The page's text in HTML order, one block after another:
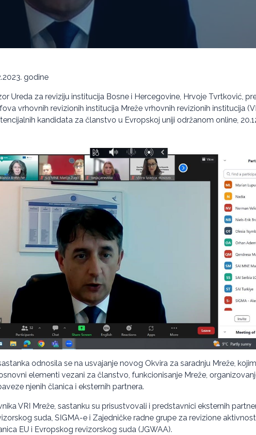
godine
Ureda za reviziju institucija Bosne i Hercegovine, Hrvoje Tvrtković,
vrhovnih revizionih institucija Mreže vrhovnih revizionih institucija
kandidata za članstvo u Evropskoj uniji održanom online,
odnosila se na usvajanje novog Okvira za saradnju Mreže,
elementi vezani za članstvo, funkcionisanje Mreže,
njenih članica i eksternih partnera.
VRI Mreže, sastanku su prisustvovali i predstavnici eksternih
suda, SIGMA-e i Zajedničke radne grupe za revizione
EU i Evropskog revizorskog suda (JGWAA).